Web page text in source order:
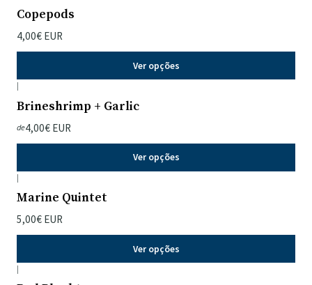
Copepods
4,00€ EUR
Ver opções
|
Brineshrimp + Garlic
de4,00€ EUR
Ver opções
|
Marine Quintet
5,00€ EUR
Ver opções
|